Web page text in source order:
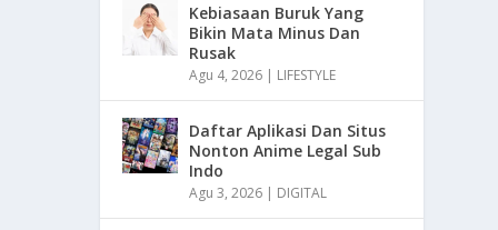
Kebiasaan Buruk Yang
Bikin Mata Minus Dan
Rusak
Agu 4, 2026 | LIFESTYLE
Daftar Aplikasi Dan Situs
Nonton Anime Legal Sub
Indo
Agu 3, 2026 | DIGITAL